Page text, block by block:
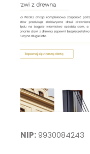
NIP:9930084243